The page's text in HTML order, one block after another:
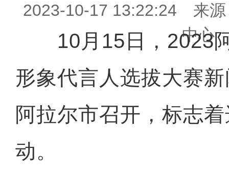
2023-10-17 13:22:24 来源
中心
10月15日，2023阿
形象代言人选拔大赛
阿拉尔市召开，标志
动。